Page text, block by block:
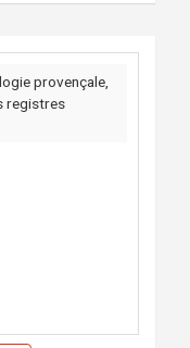
provençale,
registres